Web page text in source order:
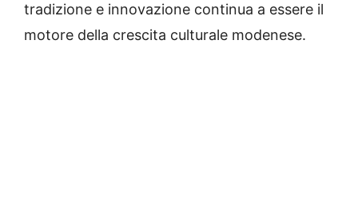
tradizione e innovazione continua a essere il
motore della crescita culturale modenese.